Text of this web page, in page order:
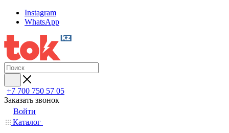
Instagram
WhatsApp
+7 700 750 57 05
Заказать звонок
Войти
Каталог